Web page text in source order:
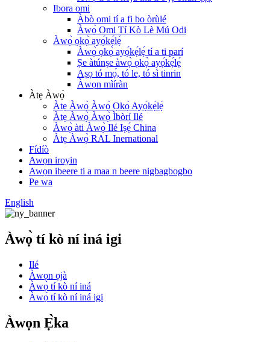
Ibora omi
Àbò omi tí a fi bo òrùlé
Àwọ̀ Omi Tí Kò Lè Mú Odi
Àwọ̀ ọkọ̀ ayọ́kẹ́lẹ́
Àwọ̀ ọkọ̀ ayọ́kẹ́lẹ́ tí a ti parí
Ṣe àtúnṣe àwọ̀ ọkọ̀ ayọ́kẹ́lẹ́
Aṣọ tó mọ́, tó le, tó sì tinrin
Àwọn mìíràn
Àtẹ Àwọ̀
Àtẹ Àwọ̀ Àwọ̀ Ọkọ̀ Ayọ́kẹ́lẹ́
Àtẹ Àwọ̀ Àwọ̀ Ìbòrí Ilé
Àwọ̀ àti Àwọ̀ Ilé Iṣẹ́ China
Àtẹ Àwọ̀ RAL Inernational
Fídíò
Awọn iroyin
Awọn ibeere ti a maa n beere nigbagbogbo
Pe wa
English
Àwọ̀ tí kò ní iná igi
Ilé
Àwọn ọjà
Àwọ̀ tí kò ní iná
Àwọ̀ tí kò ní iná igi
Àwọn Ẹ̀ka